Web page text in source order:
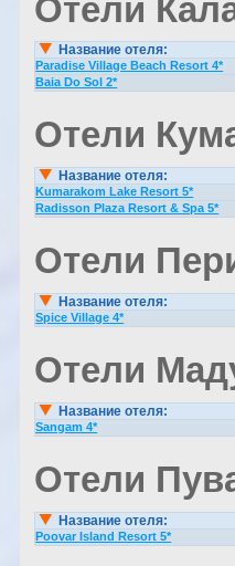
Отели
Название отеля:
Paradise Village Beach Resort 4*
Baia Do Sol 2*
Отели
Название отеля:
Kumarakom Lake Resort 5*
Radisson Plaza Resort & Spa 5*
Отели
Название отеля:
Spice Village 4*
Отели
Название отеля:
Sangam 4*
Отели
Название отеля:
Poovar Island Resort 5*